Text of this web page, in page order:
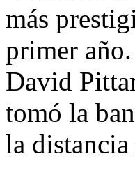
más
primer
David
tomó la
la distancia